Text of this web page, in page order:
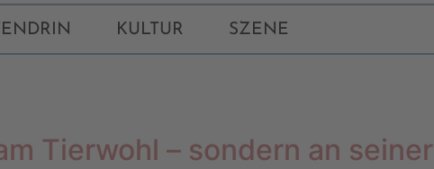
KULTUR SZENE
Tierwohl – sondern an seiner